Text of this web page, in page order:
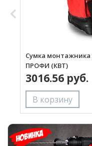
Сумка монтажника
ПРОФИ (КВТ)
3016.56 руб.